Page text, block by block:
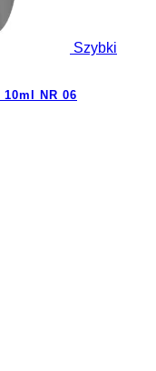
Szybki
NR 06